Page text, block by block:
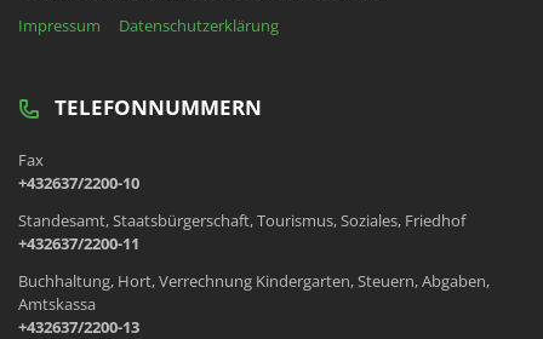
Impressum
Datenschutzerklärung
TELEFONNUMMERN
Fax
+432637/2200-10
Standesamt, Staatsbürgerschaft, Tourismus, Soziales, Friedhof
+432637/2200-11
Buchhaltung, Hort, Verrechnung Kindergarten, Steuern, Abgaben,
Amtskassa
+432637/2200-13